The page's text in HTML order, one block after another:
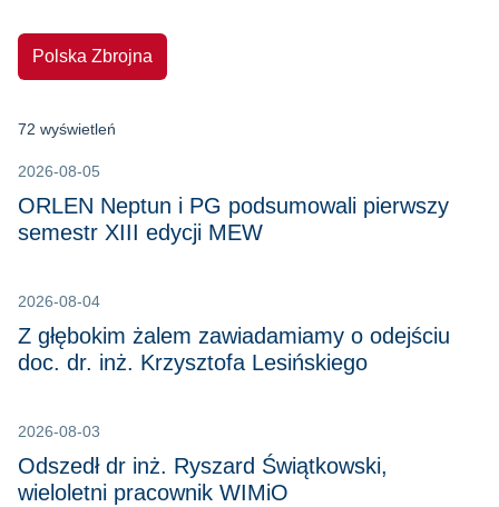
Polska Zbrojna
72 wyświetleń
2026-08-05
ORLEN Neptun i PG podsumowali pierwszy
semestr XIII edycji MEW
2026-08-04
Z głębokim żalem zawiadamiamy o odejściu
doc. dr. inż. Krzysztofa Lesińskiego
2026-08-03
Odszedł dr inż. Ryszard Świątkowski,
wieloletni pracownik WIMiO